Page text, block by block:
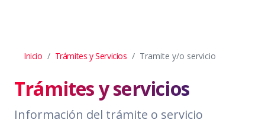
Inicio Trámites y Servicios Tramite y/o servicio
Trámites y servicios
Información del trámite o servicio